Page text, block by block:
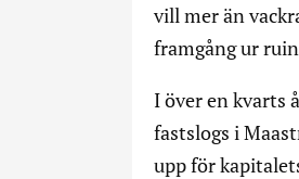
vill mer än
framgång ur
I över en kvarts
fastslogs i
upp för